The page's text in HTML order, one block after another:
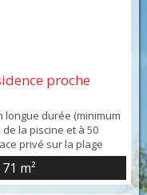
proche
longue durée (minimum
la piscine et à 50
privé sur la plage
propriétaires et
au rez-de-
cuisine, d’une salle
71 m²